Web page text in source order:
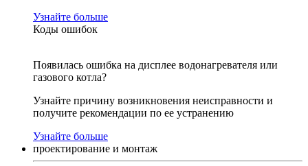
Узнайте больше
Коды ошибок
Появилась ошибка на дисплее водонагревателя или
газового котла?
Узнайте причину возникновения неисправности и
получите рекомендации по ее устранению
Узнайте больше
проектирование и монтаж